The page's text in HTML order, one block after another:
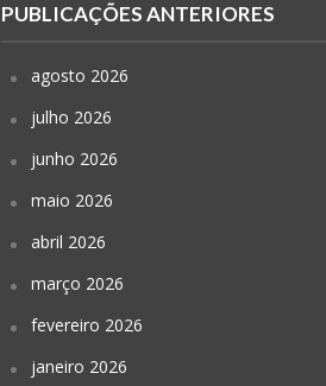
PUBLICAÇÕES ANTERIORES
agosto 2026
julho 2026
junho 2026
maio 2026
abril 2026
março 2026
fevereiro 2026
janeiro 2026